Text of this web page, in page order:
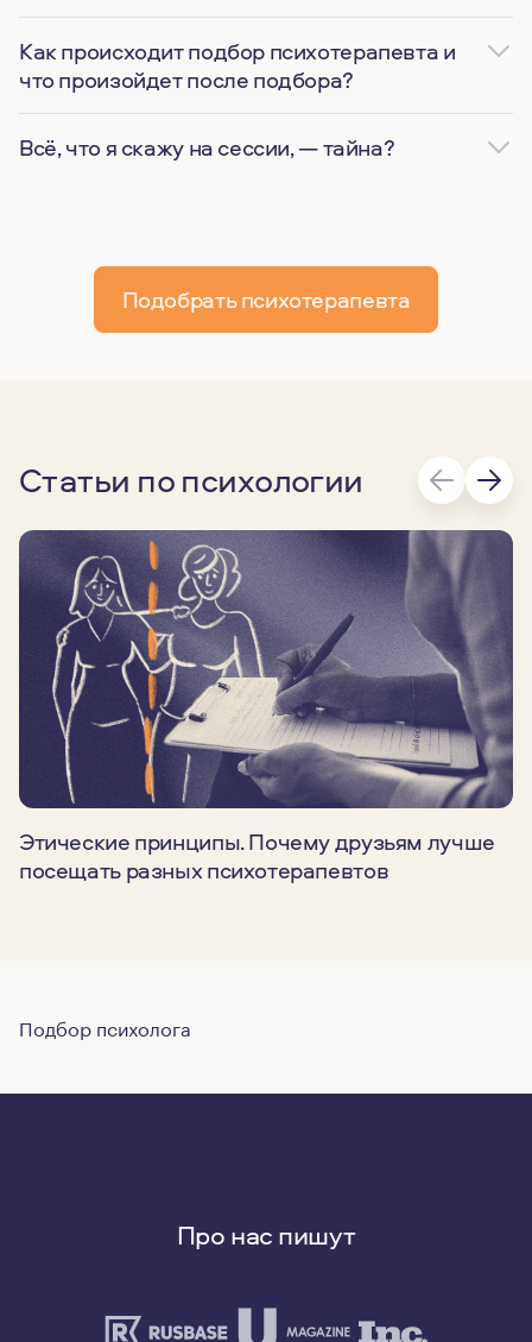
Как происходит подбор психотерапевта и
что произойдет после подбора?
Всё, что я скажу на сессии, — тайна?
Подобрать психотерапевта
Статьи по психологии
Этические принципы. Почему друзьям лучше
посещать разных психотерапевтов
Подбор психолога
Про нас пишут